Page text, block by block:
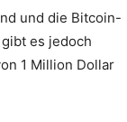
und die Bitcoin-
es jedoch
1 Million Dollar